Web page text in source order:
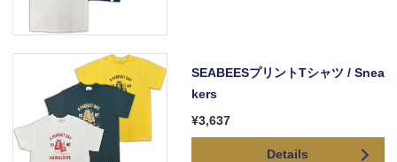
SEABEESプリントTシャツ / Snea
kers
¥3,637
Details